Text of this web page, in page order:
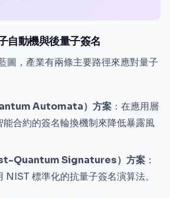
自動機與後量子簽名
，產業有兩條主要路徑來應對量子
Automata）方案 ：在應用層
合約的簽名輪換機制來降低暴露風
Quantum Signatures）方案 ：
NIST 標準化的抗量子簽名演算法。